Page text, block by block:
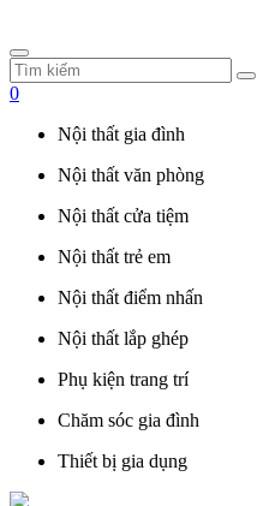
0
Nội thất gia đình
Nội thất văn phòng
Nội thất cửa tiệm
Nội thất trẻ em
Nội thất điểm nhấn
Nội thất lắp ghép
Phụ kiện trang trí
Chăm sóc gia đình
Thiết bị gia dụng